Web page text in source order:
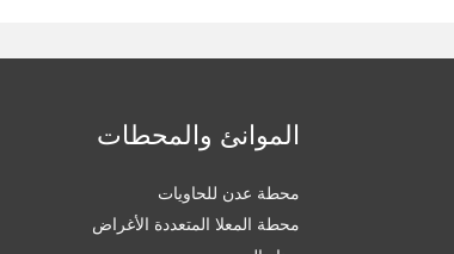
الموانئ والمحطات
محطة عدن للحاويات
محطة المعلا المتعددة الأغراض